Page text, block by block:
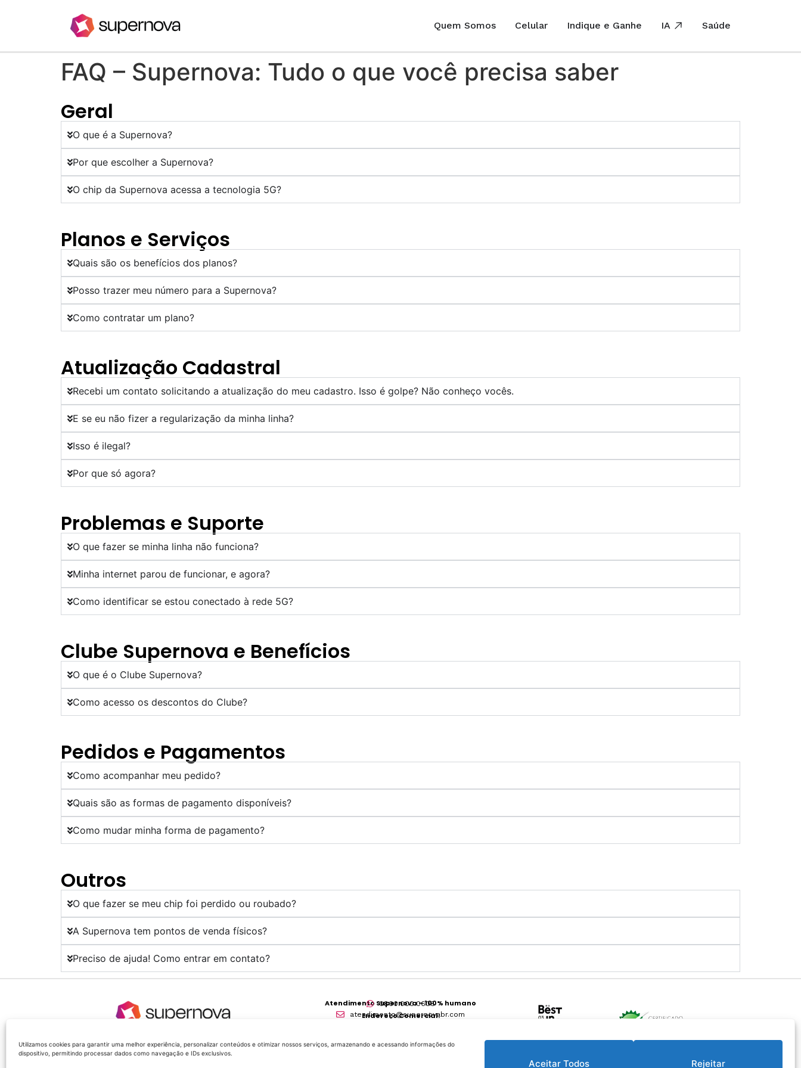
Utilizamos cookies para garantir uma melhor experiência, personalizar conteúdos e otimizar nossos serviços, armazenando e acessando informações do
dispositivo, permitindo processar dados como navegação e IDs exclusivos.
Aceitar Todos Rejeitar
Quem Somos Celular Indique e Ganhe IA Saúde
FAQ – Supernova: Tudo o que você precisa saber
Geral
O que é a Supernova?
Por que escolher a Supernova?
O chip da Supernova acessa a tecnologia 5G?
Planos e Serviços
Quais são os benefícios dos planos?
Posso trazer meu número para a Supernova?
Como contratar um plano?
Atualização Cadastral
Recebi um contato solicitando a atualização do meu cadastro. Isso é golpe? Não conheço vocês.
E se eu não fizer a regularização da minha linha?
Isso é ilegal?
Por que só agora?
Problemas e Suporte
O que fazer se minha linha não funciona?
Minha internet parou de funcionar, e agora?
Como identificar se estou conectado à rede 5G?
Clube Supernova e Benefícios
O que é o Clube Supernova?
Como acesso os descontos do Clube?
Pedidos e Pagamentos
Como acompanhar meu pedido?
Quais são as formas de pagamento disponíveis?
Como mudar minha forma de pagamento?
Outros
O que fazer se meu chip foi perdido ou roubado?
A Supernova tem pontos de venda físicos?
Preciso de ajuda! Como entrar em contato?
Atendimento Supernova – 100% humano
0800.000.0608
atendimento@supernovabr.com
Endereço Comercial:
CNPJ: 11.304.354/0002-27